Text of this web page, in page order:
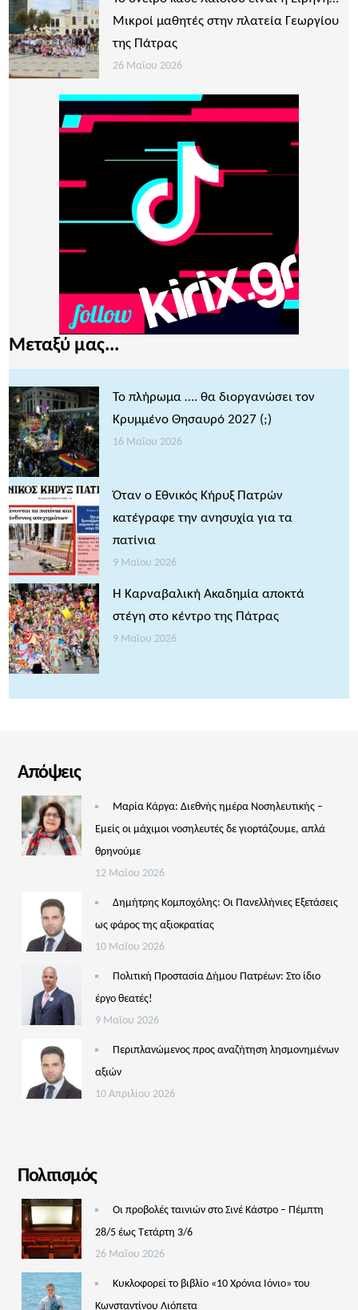
Μικροί μαθητές στην πλατεία Γεωργίου
της Πάτρας
26 Μαΐου 2026
Μεταξύ μας...
Το πλήρωμα …. θα διοργανώσει τον
Κρυμμένο Θησαυρό 2027 (;)
16 Μαΐου 2026
Όταν ο Εθνικός Κήρυξ Πατρών
κατέγραφε την ανησυχία για τα
πατίνια
9 Μαΐου 2026
Η Καρναβαλική Ακαδημία αποκτά
στέγη στο κέντρο της Πάτρας
9 Μαΐου 2026
Απόψεις
Μαρία Κάργα: Διεθνής ημέρα Νοσηλευτικής –
Εμείς οι μάχιμοι νοσηλευτές δε γιορτάζουμε, απλά
θρηνούμε
12 Μαΐου 2026
Δημήτρης Κομποχόλης: Οι Πανελλήνιες Εξετάσεις
ως φάρος της αξιοκρατίας
10 Μαΐου 2026
Πολιτική Προστασία Δήμου Πατρέων: Στο ίδιο
έργο θεατές!
9 Μαΐου 2026
Περιπλανώμενος προς αναζήτηση λησμονημένων
αξιών
10 Απριλίου 2026
Πολιτισμός
Οι προβολές ταινιών στο Σινέ Κάστρο – Πέμπτη
28/5 έως Τετάρτη 3/6
26 Μαΐου 2026
Κυκλοφορεί το βιβλίο «10 Χρόνια Ιόνιο» του
Κωνσταντίνου Λιόπετα